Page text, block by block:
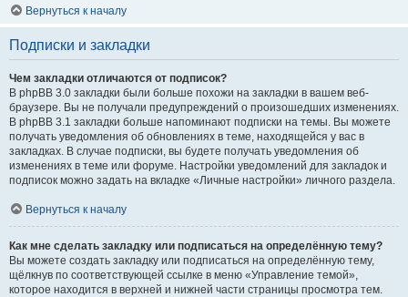
Вернуться к началу
Подписки и закладки
Чем закладки отличаются от подписок?
В phpBB 3.0 закладки были больше похожи на закладки в вашем веб-
браузере. Вы не получали предупреждений о произошедших изменениях.
В phpBB 3.1 закладки больше напоминают подписки на темы. Вы можете
получать уведомления об обновлениях в теме, находящейся у вас в
закладках. В случае подписки, вы будете получать уведомления об
изменениях в теме или форуме. Настройки уведомлений для закладок и
подписок можно задать на вкладке «Личные настройки» личного раздела.
Вернуться к началу
Как мне сделать закладку или подписаться на определённую тему?
Вы можете создать закладку или подписаться на определённую тему,
щёлкнув по соответствующей ссылке в меню «Управление темой»,
которое находится в верхней и нижней части страницы просмотра тем.